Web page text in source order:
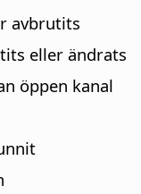
avbrutits
eller ändrats
öppen kanal